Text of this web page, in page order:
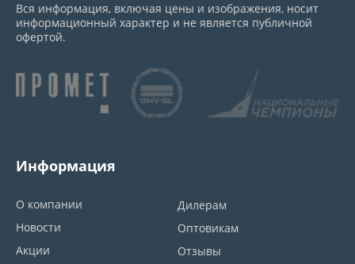
Вся информация, включая цены и изображения, носит
информационный характер и не является публичной
офертой.
Информация
О компании
Новости
Акции
Дилерам
Оптовикам
Отзывы